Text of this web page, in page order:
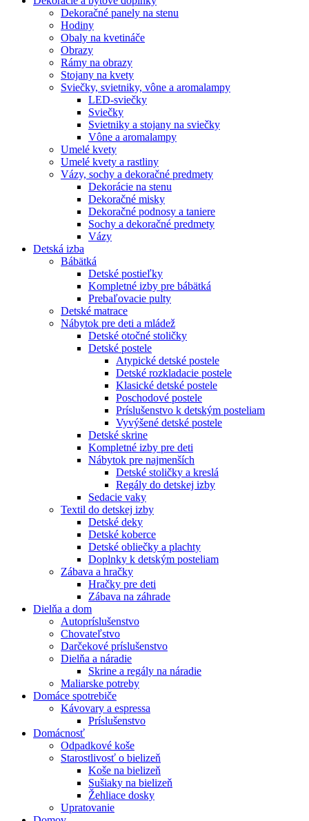
Dekoračné panely na stenu
Hodiny
Obaly na kvetináče
Obrazy
Rámy na obrazy
Stojany na kvety
Sviečky, svietniky, vône a aromalampy
LED-sviečky
Sviečky
Svietniky a stojany na sviečky
Vône a aromalampy
Umelé kvety
Umelé kvety a rastliny
Vázy, sochy a dekoračné predmety
Dekorácie na stenu
Dekoračné misky
Dekoračné podnosy a taniere
Sochy a dekoračné predmety
Vázy
Detská izba
Bábätká
Detské postieľky
Kompletné izby pre bábätká
Prebaľovacie pulty
Detské matrace
Nábytok pre deti a mládež
Detské otočné stoličky
Detské postele
Atypické detské postele
Detské rozkladacie postele
Klasické detské postele
Poschodové postele
Príslušenstvo k detským posteliam
Vyvýšené detské postele
Detské skrine
Kompletné izby pre deti
Nábytok pre najmenších
Detské stoličky a kreslá
Regály do detskej izby
Sedacie vaky
Textil do detskej izby
Detské deky
Detské koberce
Detské obliečky a plachty
Doplnky k detským posteliam
Zábava a hračky
Hračky pre deti
Zábava na záhrade
Dielňa a dom
Autopríslušenstvo
Chovateľstvo
Darčekové príslušenstvo
Dielňa a náradie
Skrine a regály na náradie
Maliarske potreby
Domáce spotrebiče
Kávovary a espressa
Príslušenstvo
Domácnosť
Odpadkové koše
Starostlivosť o bielizeň
Koše na bielizeň
Sušiaky na bielizeň
Žehliace dosky
Upratovanie